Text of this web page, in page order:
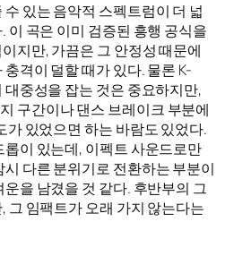
있는 음악적 스펙트럼이 더 넓
이 곡은 이미 검증된 흥행 공식을
지만, 가끔은 그 안정성 때문에
격이 덜할 때가 있다. 물론 K-
대중성을 잡는 것은 중요하지만,
구간이나 댄스 브레이크 부분에
가 있었으면 하는 바람도 있었다.
롭이 있는데, 이펙트 사운드로만
다른 분위기로 전환하는 부분이
을 남겼을 것 같다. 후반부의 그
그 임팩트가 오래 가지 않는다는